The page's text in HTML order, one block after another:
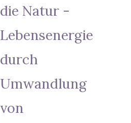
die Natur -
Lebensenergie
durch
Umwandlung
von